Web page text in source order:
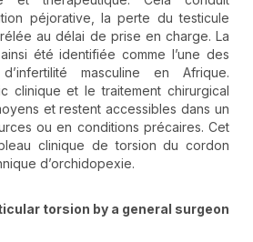
péjorative, la perte du testicule
au délai de prise en charge. La
été identifiée comme l’une des
masculine en Afrique.
clinique et le traitement chirurgical
et restent accessibles dans un
ou en conditions précaires. Cet
clinique de torsion du cordon
d’orchidopexie.
torsion by a general surgeon